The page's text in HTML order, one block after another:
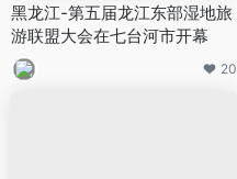
黑龙江-第五届龙江东部湿地旅
游联盟大会在七台河市开幕
20